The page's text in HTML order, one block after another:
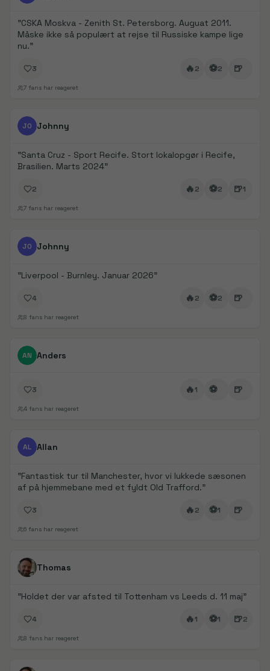
"CSKA Moskva - Zenith St. Petersborg. Auguat 2011.
Måske ikke så populært at rejse til Russiske kampe lige
nu."
3 🔥2 ⚽2 🍺
7 fans har reageret
FanDays bidrag
JO Johnny
"Santa Cruz - Sport Recife. Stort lokalopgør i Recife,
Brasilien. Marts 2024"
2 🔥2 ⚽2 🍺1
7 fans har reageret
FanDays bidrag
JO Johnny
"Liverpool - Burnley. Januar 2026"
4 🔥2 ⚽2 🍺
8 fans har reageret
FanDays bidrag
AN Anders
3 🔥1 ⚽ 🍺
4 fans har reageret
FanDays bidrag
AL Allan
"Fantastisk tur til Manchester, hvor vi lukkede sæsonen
af på hjemmebane med et fyldt Old Trafford."
3 🔥2 ⚽1 🍺
6 fans har reageret
FanDays bidrag
Thomas
"Holdet der var afsted til Tottenham vs Leeds d. 11 maj"
4 🔥1 ⚽1 🍺2
8 fans har reageret